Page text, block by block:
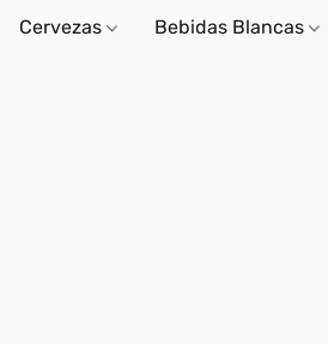
Cervezas Bebidas Blancas